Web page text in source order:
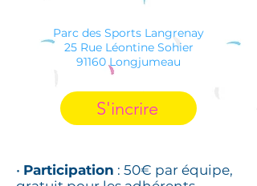
Parc des Sports Langrenay
25 Rue Léontine Sohier
91160 Longjumeau
S'incrire
• Participation : 50€ par équipe,